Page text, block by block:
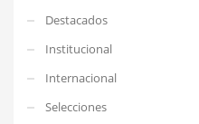
Destacados
Institucional
Internacional
Selecciones